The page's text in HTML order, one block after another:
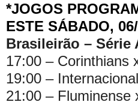
*JOGOS
ESTE SÁBADO,
Brasileirão – Série
17:00 – Corinthians
19:00 –
21:00 – Fluminense